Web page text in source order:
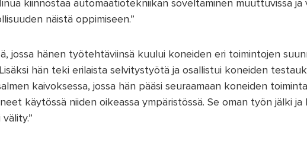
kiinnostaa automaatiotekniikan soveltaminen muuttuvissa ja
näistä oppimiseen.”
jossa hänen työtehtäviinsä kuului koneiden eri toimintojen
hän teki erilaista selvitystyötä ja osallistui koneiden
kaivoksessa, jossa hän pääsi seuraamaan koneiden
käytössä niiden oikeassa ympäristössä. Se oman työn jälki ja